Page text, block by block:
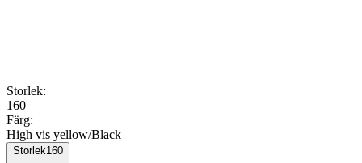
Storlek:
160
Färg:
High vis yellow/Black
Storlek160